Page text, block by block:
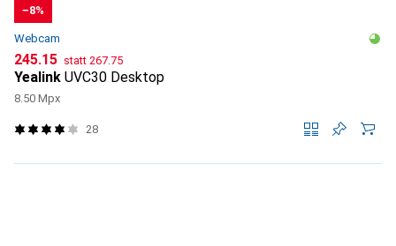
−8%
Webcam
CHF
245.15 statt CHF
267.75
Yealink UVC30 Desktop
8.50 Mpx
28